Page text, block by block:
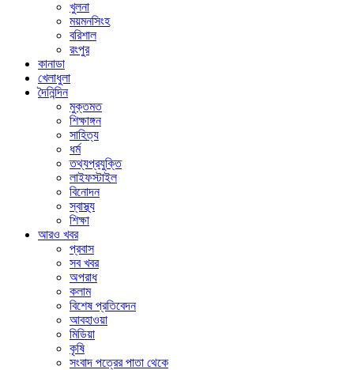
খুলনা
ময়মনসিংহ
বরিশাল
রংপুর
কানাডা
খেলাধুলা
দৈনিন্দিন
মুক্তমত
শিক্ষাঙ্গন
সাহিত্য
ধর্ম
তথ্যপ্রযুক্তি
লাইফস্টাইল
বিনোদন
স্বাস্থ্য
শিক্ষা
আরও খবর
প্রবাস
সব খবর
অপরাধ
কলাম
বিশেষ প্রতিবেদন
আবহাওয়া
মিডিয়া
কৃষি
সংবাদ পত্রের পাতা থেকে